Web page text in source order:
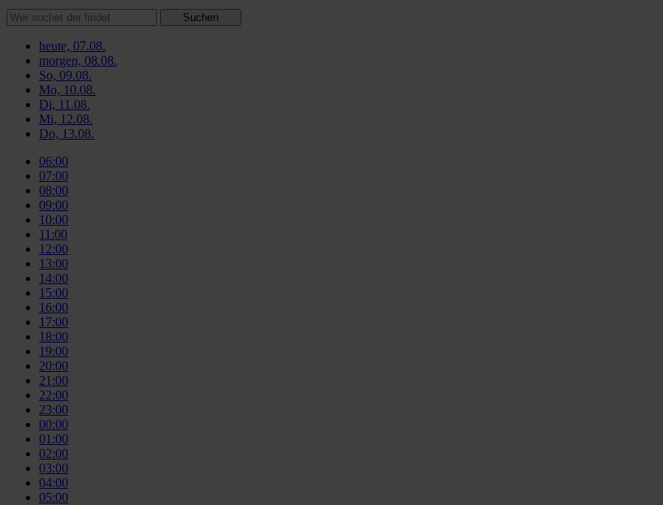
Suchen
heute, 07.08.
morgen, 08.08.
So, 09.08.
Mo, 10.08.
Di, 11.08.
Mi, 12.08.
Do, 13.08.
06:00
07:00
08:00
09:00
10:00
11:00
12:00
13:00
14:00
15:00
16:00
17:00
18:00
19:00
20:00
21:00
22:00
23:00
00:00
01:00
02:00
03:00
04:00
05:00